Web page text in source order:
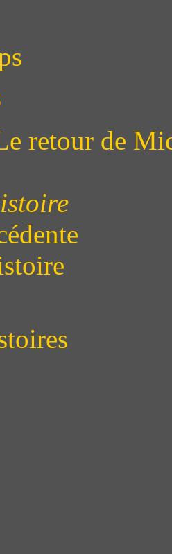
retour de